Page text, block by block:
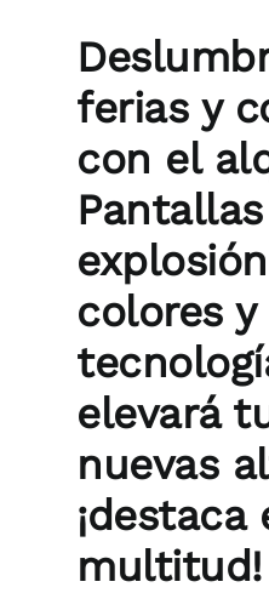
ferias y
con el
colores y
elevará
nuevas
¡destaca
multitud!